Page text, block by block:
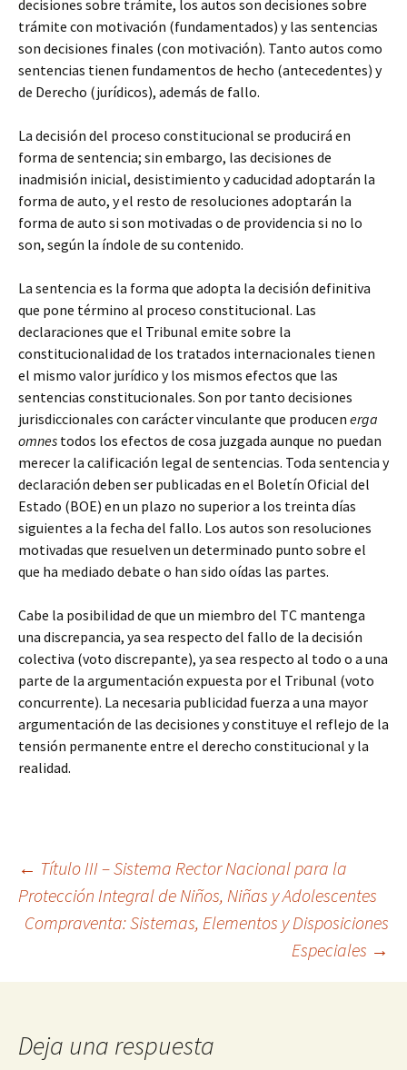
decisiones sobre trámite, los autos son decisiones sobre
trámite con motivación (fundamentados) y las sentencias
son decisiones finales (con motivación). Tanto autos como
sentencias tienen fundamentos de hecho (antecedentes) y
de Derecho (jurídicos), además de fallo.
La decisión del proceso constitucional se producirá en
forma de sentencia; sin embargo, las decisiones de
inadmisión inicial, desistimiento y caducidad adoptarán la
forma de auto, y el resto de resoluciones adoptarán la
forma de auto si son motivadas o de providencia si no lo
son, según la índole de su contenido.
La sentencia es la forma que adopta la decisión definitiva
que pone término al proceso constitucional. Las
declaraciones que el Tribunal emite sobre la
constitucionalidad de los tratados internacionales tienen
el mismo valor jurídico y los mismos efectos que las
sentencias constitucionales. Son por tanto decisiones
jurisdiccionales con carácter vinculante que producen erga
omnes todos los efectos de cosa juzgada aunque no puedan
merecer la calificación legal de sentencias. Toda sentencia y
declaración deben ser publicadas en el Boletín Oficial del
Estado (BOE) en un plazo no superior a los treinta días
siguientes a la fecha del fallo. Los autos son resoluciones
motivadas que resuelven un determinado punto sobre el
que ha mediado debate o han sido oídas las partes.
Cabe la posibilidad de que un miembro del TC mantenga
una discrepancia, ya sea respecto del fallo de la decisión
colectiva (voto discrepante), ya sea respecto al todo o a una
parte de la argumentación expuesta por el Tribunal (voto
concurrente). La necesaria publicidad fuerza a una mayor
argumentación de las decisiones y constituye el reflejo de la
tensión permanente entre el derecho constitucional y la
realidad.
Navegación
de
entradas
← Título III – Sistema Rector Nacional para la
Protección Integral de Niños, Niñas y Adolescentes
Compraventa: Sistemas, Elementos y Disposiciones
Especiales →
Deja una respuesta